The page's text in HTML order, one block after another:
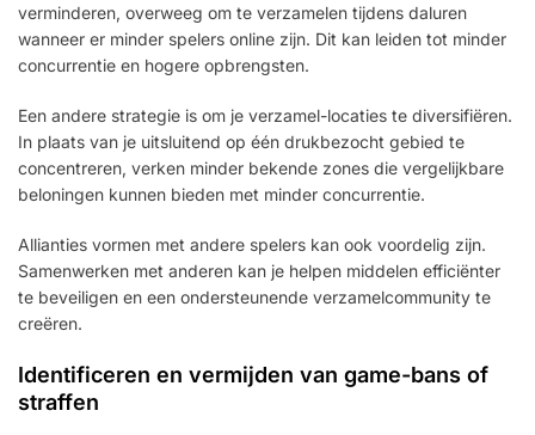
verminderen, overweeg om te verzamelen tijdens daluren
wanneer er minder spelers online zijn. Dit kan leiden tot minder
concurrentie en hogere opbrengsten.
Een andere strategie is om je verzamel-locaties te diversifiëren.
In plaats van je uitsluitend op één drukbezocht gebied te
concentreren, verken minder bekende zones die vergelijkbare
beloningen kunnen bieden met minder concurrentie.
Allianties vormen met andere spelers kan ook voordelig zijn.
Samenwerken met anderen kan je helpen middelen efficiënter
te beveiligen en een ondersteunende verzamelcommunity te
creëren.
Identificeren en vermijden van game-bans of
straffen